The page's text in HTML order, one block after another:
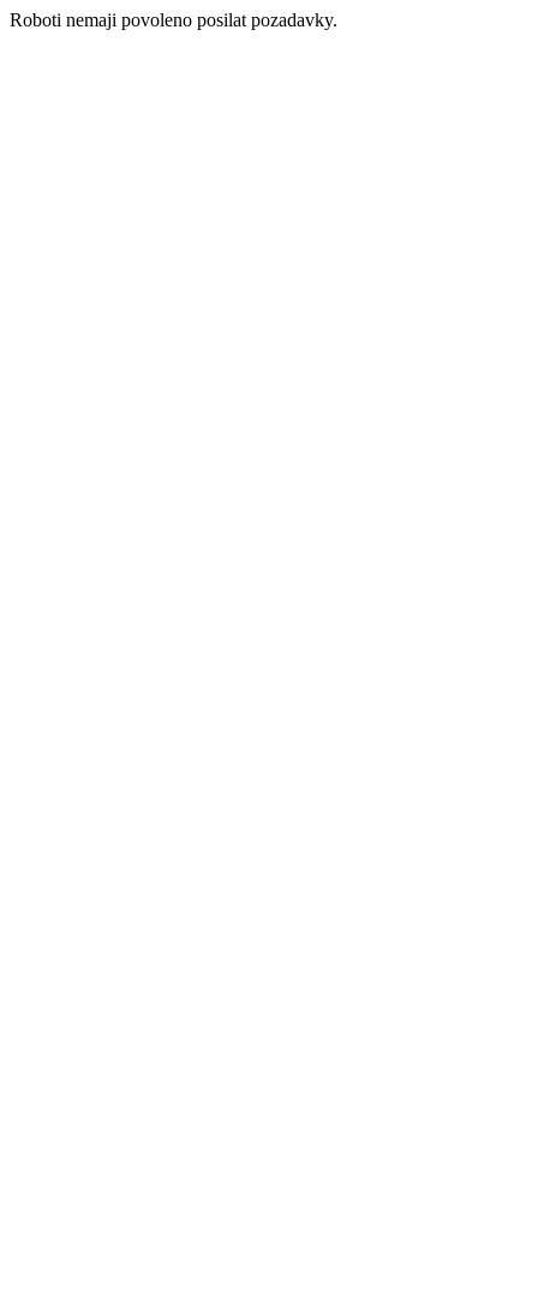
Roboti nemaji povoleno posilat pozadavky.